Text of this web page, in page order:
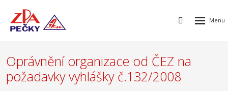
Vyhledávání
Rozbalení
Oprávnění organizace od ČEZ na
požadavky vyhlášky č.132/2008